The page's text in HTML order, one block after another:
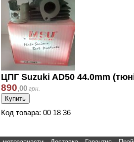
ЦПГ Suzuki AD50 44.0mm
890,00 грн.
Код товара: 00 18 36